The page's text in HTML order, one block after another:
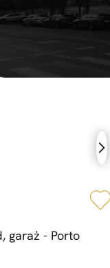
garaż -Porto